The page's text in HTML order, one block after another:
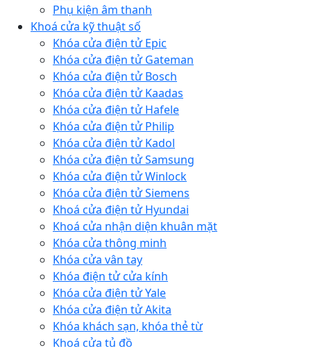
Phụ kiện âm thanh
Khoá cửa kỹ thuật số
Khóa cửa điện tử Epic
Khóa cửa điện tử Gateman
Khóa cửa điện tử Bosch
Khóa cửa điện tử Kaadas
Khóa cửa điện tử Hafele
Khóa cửa điện tử Philip
Khóa cửa điện tử Kadol
Khóa cửa điện tử Samsung
Khóa cửa điện tử Winlock
Khóa cửa điện tử Siemens
Khoá cửa điện tử Hyundai
Khoá cửa nhận diện khuân mặt
Khóa cửa thông minh
Khóa cửa vân tay
Khóa điện tử cửa kính
Khóa cửa điện tử Yale
Khóa cửa điện tử Akita
Khóa khách sạn, khóa thẻ từ
Khoá cửa tủ đồ